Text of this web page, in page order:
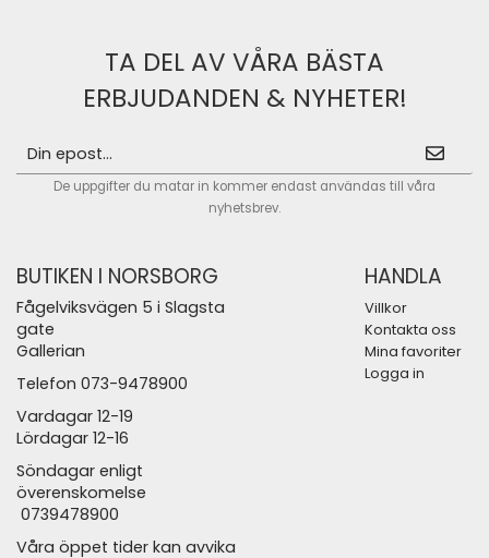
TA DEL AV VÅRA BÄSTA
ERBJUDANDEN & NYHETER!
De uppgifter du matar in kommer endast användas till våra
nyhetsbrev.
BUTIKEN I NORSBORG
Fågelviksvägen 5 i Slagsta
gate
Gallerian
Telefon 073-9478900
Vardagar 12-19
Lördagar 12-16
Söndagar enligt
överenskomelse
0739478900
Våra öppet tider kan avvika
HANDLA
Villkor
Kontakta oss
Mina favoriter
Logga in